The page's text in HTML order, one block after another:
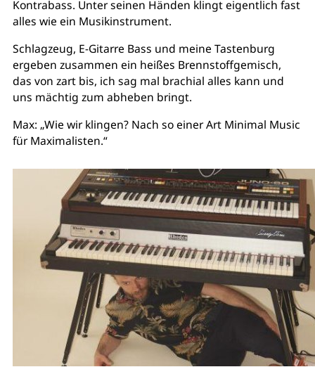
Kontrabass. Unter seinen Händen klingt eigentlich fast
alles wie ein Musikinstrument.
Schlagzeug, E-Gitarre Bass und meine Tastenburg
ergeben zusammen ein heißes Brennstoffgemisch,
das von zart bis, ich sag mal brachial alles kann und
uns mächtig zum abheben bringt.
Max: „Wie wir klingen? Nach so einer Art Minimal Music
für Maximalisten.“